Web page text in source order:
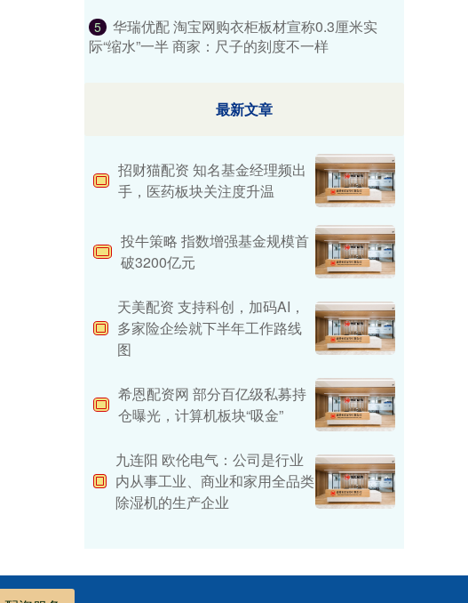
5
华瑞优配 淘宝网购衣柜板材宣称0.3厘米实
际“缩水”一半 商家：尺子的刻度不一样
最新文章
招财猫配资 知名基金经理频出
手，医药板块关注度升温
投牛策略 指数增强基金规模首
破3200亿元
天美配资 支持科创，加码AI，
多家险企绘就下半年工作路线
图
希恩配资网 部分百亿级私募持
仓曝光，计算机板块“吸金”
九连阳 欧伦电气：公司是行业
内从事工业、商业和家用全品类
除湿机的生产企业